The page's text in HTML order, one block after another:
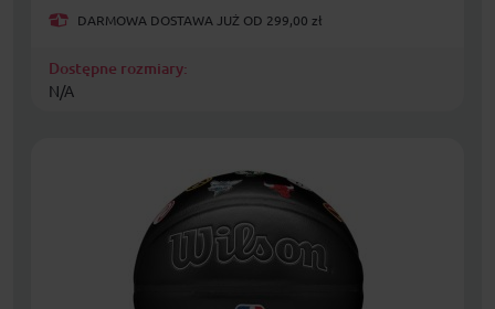
DARMOWA DOSTAWA JUŻ OD 299,00 zł
Dostępne rozmiary:
N/A